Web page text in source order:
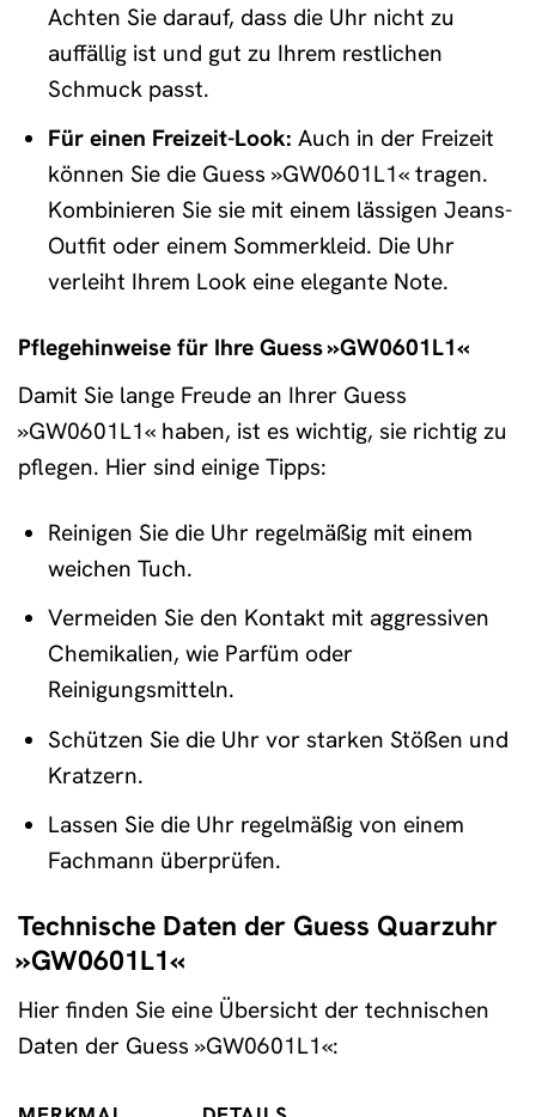
Achten Sie darauf, dass die Uhr nicht zu
auffällig ist und gut zu Ihrem restlichen
Schmuck passt.
Für einen Freizeit-Look: Auch in der Freizeit
können Sie die Guess »GW0601L1« tragen.
Kombinieren Sie sie mit einem lässigen Jeans-
Outfit oder einem Sommerkleid. Die Uhr
verleiht Ihrem Look eine elegante Note.
Pflegehinweise für Ihre Guess »GW0601L1«
Damit Sie lange Freude an Ihrer Guess
»GW0601L1« haben, ist es wichtig, sie richtig zu
pflegen. Hier sind einige Tipps:
Reinigen Sie die Uhr regelmäßig mit einem
weichen Tuch.
Vermeiden Sie den Kontakt mit aggressiven
Chemikalien, wie Parfüm oder
Reinigungsmitteln.
Schützen Sie die Uhr vor starken Stößen und
Kratzern.
Lassen Sie die Uhr regelmäßig von einem
Fachmann überprüfen.
Technische Daten der Guess Quarzuhr
»GW0601L1«
Hier finden Sie eine Übersicht der technischen
Daten der Guess »GW0601L1«: